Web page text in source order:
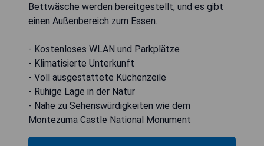
Bettwäsche werden bereitgestellt, und es gibt
einen Außenbereich zum Essen.
- Kostenloses WLAN und Parkplätze
- Klimatisierte Unterkunft
- Voll ausgestattete Küchenzeile
- Ruhige Lage in der Natur
- Nähe zu Sehenswürdigkeiten wie dem
Montezuma Castle National Monument